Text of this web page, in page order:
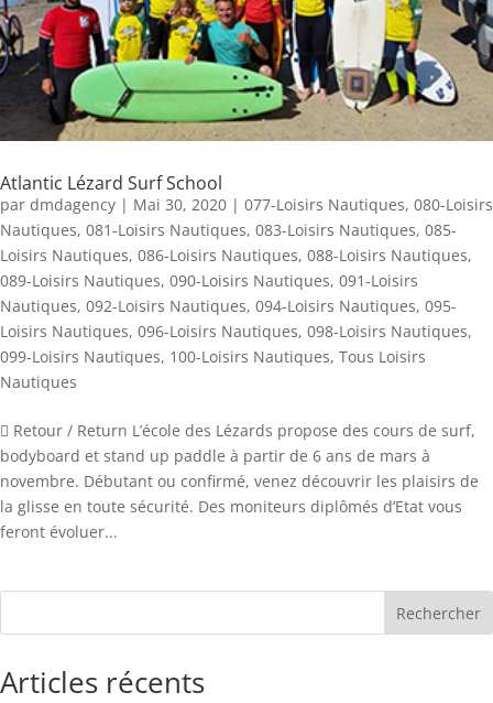
Atlantic Lézard Surf School
par dmdagency | Mai 30, 2020 | 077-Loisirs Nautiques, 080-Loisirs
Nautiques, 081-Loisirs Nautiques, 083-Loisirs Nautiques, 085-
Loisirs Nautiques, 086-Loisirs Nautiques, 088-Loisirs Nautiques,
089-Loisirs Nautiques, 090-Loisirs Nautiques, 091-Loisirs
Nautiques, 092-Loisirs Nautiques, 094-Loisirs Nautiques, 095-
Loisirs Nautiques, 096-Loisirs Nautiques, 098-Loisirs Nautiques,
099-Loisirs Nautiques, 100-Loisirs Nautiques, Tous Loisirs
Nautiques
 Retour / Return L’école des Lézards propose des cours de surf,
bodyboard et stand up paddle à partir de 6 ans de mars à
novembre. Débutant ou confirmé, venez découvrir les plaisirs de
la glisse en toute sécurité. Des moniteurs diplômés d’Etat vous
feront évoluer...
Rechercher
Articles récents